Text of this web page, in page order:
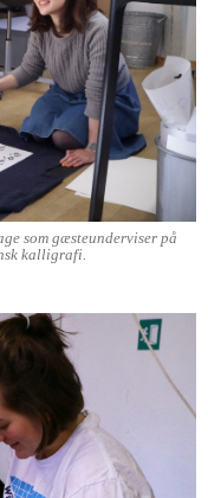
som gæsteunderviser på
kalligrafi.